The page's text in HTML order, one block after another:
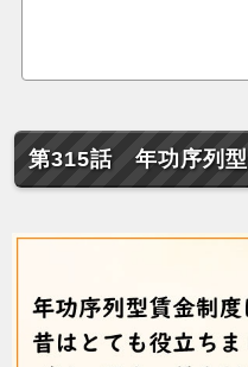
第315話 年功序列型